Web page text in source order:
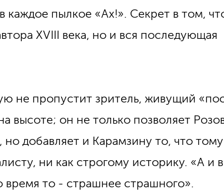
пылкое «Ах!». Секрет в том,
XVIII века, но и вся последующая
не пропустит зритель, живущий
он не только позволяет
добавляет и Карамзину то, что тому
ни как строгому историку. «А и
время то - страшнее страшного».